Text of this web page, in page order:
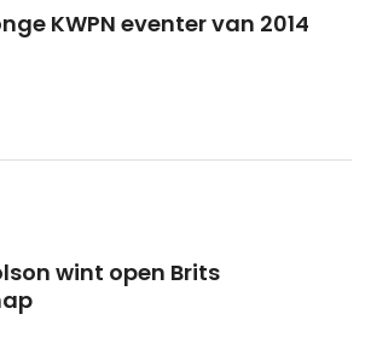
KWPN eventer van 2014
wint open Brits